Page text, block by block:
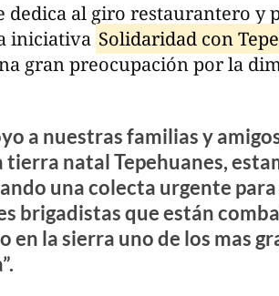
dedica al giro restaurantero y
iniciativa Solidaridad con
gran preocupación por la
a nuestras familias y
tierra natal Tepehuanes,
una colecta urgente
brigadistas que están
en la sierra uno de los mas